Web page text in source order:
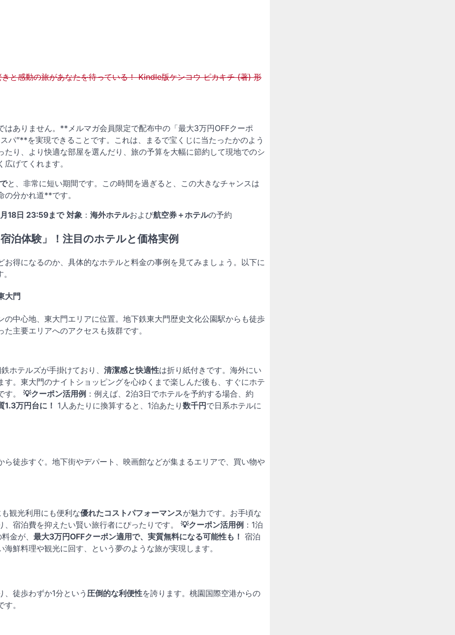
と感動の旅があなたを待っている！ Kindle版ケンコウ ピカキチ (著) 形
ありません。**メルマガ会員限定で配布中の「最大3万円OFFクーポ
パ”**を実現できることです。これは、まるで宝くじに当たったかのよう
り、より快適な部屋を選んだり、旅の予算を大幅に節約して現地でのシ
げてくれます。
と、非常に短い期間です。この時間を過ぎると、この大きなチャンスは
分かれ道**です。
18日 23:59まで 対象 ： 海外ホテルおよび航空券＋ホテルの予約
泊体験」！注目のホテルと価格実例
得になるのか、具体的なホテルと料金の事例を見てみましょう。以下に
大門
中心地、東大門エリアに位置。地下鉄東大門歴史文化公園駅からも徒歩
主要エリアへのアクセスも抜群です。
ホテルズが手掛けており、 清潔感と快適性は折り紙付きです。海外にい
す。東大門のナイトショッピングを心ゆくまで楽しんだ後も、すぐにホテ
す。 💡クーポン活用例 ：例えば、2泊3日でホテルを予約する場合、約
1.3万円台に！ 1人あたりに換算すると、1泊あたり 数千円で日系ホテルに
徒歩すぐ。地下街やデパート、映画館などが集まるエリアで、買い物や
観光利用にも便利な優れたコストパフォーマンスが魅力です。お手頃な
宿泊費を抑えたい賢い旅行者にぴったりです。 💡クーポン活用例 ：1泊
金が、 最大3万円OFFクーポン適用で、実質無料になる可能性も！ 宿泊
鮮料理や観光に回す、という夢のような旅が実現します。
徒歩わずか1分という 圧倒的な利便性を誇ります。桃園国際空港からの
。